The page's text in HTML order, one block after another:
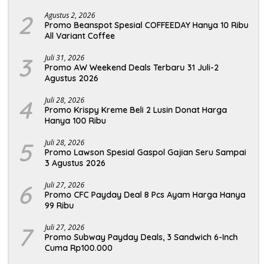
2 Agustus 2, 2026
Promo Beanspot Spesial COFFEEDAY Hanya 10 Ribu
All Variant Coffee
3 Juli 31, 2026
Promo AW Weekend Deals Terbaru 31 Juli-2
Agustus 2026
4 Juli 28, 2026
Promo Krispy Kreme Beli 2 Lusin Donat Harga
Hanya 100 Ribu
5 Juli 28, 2026
Promo Lawson Spesial Gaspol Gajian Seru Sampai
3 Agustus 2026
6 Juli 27, 2026
Promo CFC Payday Deal 8 Pcs Ayam Harga Hanya
99 Ribu
7 Juli 27, 2026
Promo Subway Payday Deals, 3 Sandwich 6-Inch
Cuma Rp100.000